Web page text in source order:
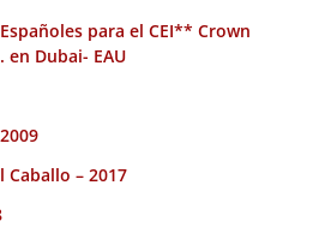
para el CEI** Crown
en Dubai- EAU
Caballo – 2017